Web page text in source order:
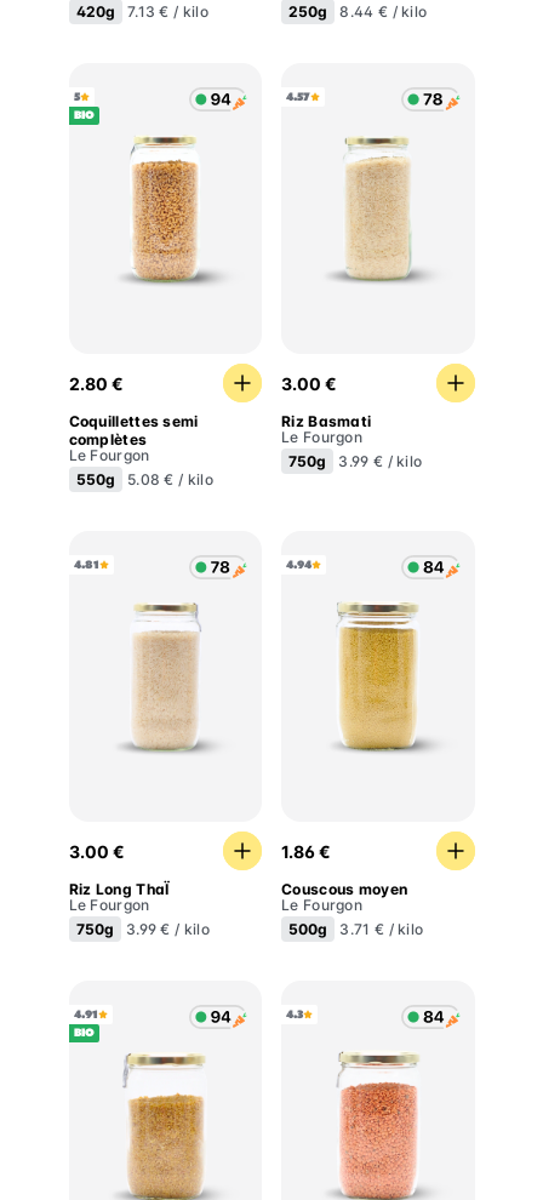
420g
7.13 € / kilo
250g
8.44 € / kilo
5
BIO
Coquillettes semi complètes
2.80 €
Coquillettes semi
complètes
Le Fourgon
550g
5.08 € / kilo
4.57
3.00 €
Riz Basmati
Le Fourgon
750g
3.99 € / kilo
4.81
3.00 €
Riz Long ThaÏ
Le Fourgon
750g
3.99 € / kilo
4.94
1.86 €
Couscous moyen
Le Fourgon
500g
3.71 € / kilo
4.91
BIO
4.3